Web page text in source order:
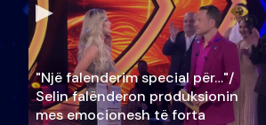
"Një falenderim special për…"/
Selin falënderon produksionin
mes emocionesh të forta